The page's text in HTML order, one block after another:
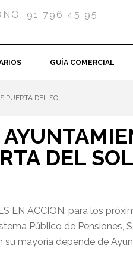
91 796 45 95
GUÍA COMERCIAL
PUERTA DEL SOL
DEL SOL
EN ACCION, para los
Público de Pensiones,
su mayoría depende de